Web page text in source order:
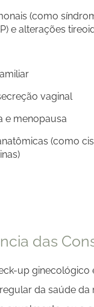
(como
e alterações
vaginal
e menopausa
(como
das
up ginecológico
da saúde da